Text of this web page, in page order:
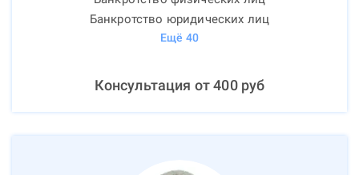
Банкротство юридических лиц
Ещё 40
Консультация от400руб